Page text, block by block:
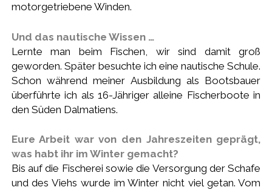
motorgetriebene Winden.
Und das nautische Wissen …
Lernte man beim Fischen, wir sind damit groß
geworden. Später besuchte ich eine nautische Schule.
Schon während meiner Ausbildung als Bootsbauer
überführte ich als 16-Jähriger alleine Fischerboote in
den Süden Dalmatiens.
Eure Arbeit war von den Jahreszeiten geprägt,
was habt ihr im Winter gemacht?
Bis auf die Fischerei sowie die Versorgung der Schafe
und des Viehs wurde im Winter nicht viel getan. Vom